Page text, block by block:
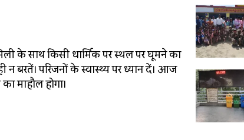
के साथ किसी धार्मिक पर स्थल पर घूमने का
बरतें। परिजनों के स्वास्थ्य पर ध्यान दें। आज
माहौल होगा।